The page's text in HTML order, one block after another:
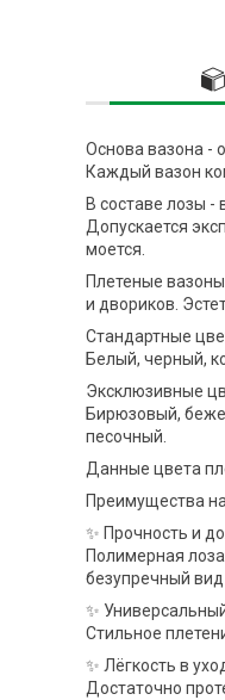
Основа вазона -
Каждый вазон
В составе лозы
Допускается
моется.
Плетеные
и двориков.
Стандартные
Белый, черный,
Эксклюзивные
Бирюзовый,
песочный.
Данные цвета
Преимущества
✨ Прочность и
Полимерная
безупречный
✨
Стильное
✨ Лёгкость в
Достаточно